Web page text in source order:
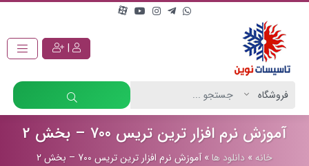
|
آموزش نرم افزار ترین تریس 700 – بخش 2
خانه » دانلود ها»آموزش نرم افزار ترین تریس 700 – بخش 2